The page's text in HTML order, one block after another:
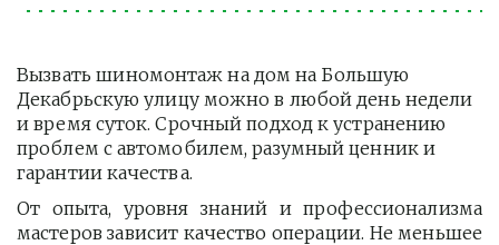
Вызвать шиномонтаж на дом на Большую
Декабрьскую улицу можно в любой день недели
и время суток. Срочный подход к устранению
проблем с автомобилем, разумный ценник и
гарантии качества.
От опыта, уровня знаний и профессионализма
мастеров зависит качество операции. Не меньшее